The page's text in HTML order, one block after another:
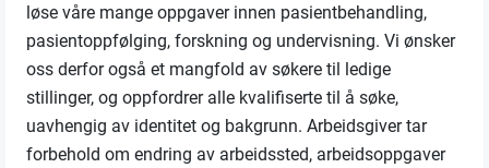
løse våre mange oppgaver innen pasientbehandling,
pasientoppfølging, forskning og undervisning. Vi ønsker
oss derfor også et mangfold av søkere til ledige
stillinger, og oppfordrer alle kvalifiserte til å søke,
uavhengig av identitet og bakgrunn. Arbeidsgiver tar
forbehold om endring av arbeidssted, arbeidsoppgaver